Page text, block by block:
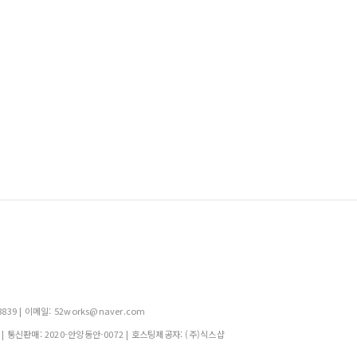
8839 | 이메일: 52works@naver.com
통신판매: 2020-안양동안-0072 | 호스팅제공자: (주)식스샵